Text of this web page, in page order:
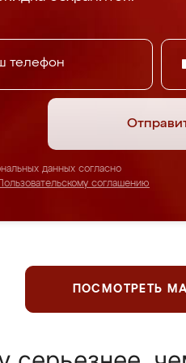
данных согласно
Пользовательскому соглашению
ПОСМОТРЕТЬ